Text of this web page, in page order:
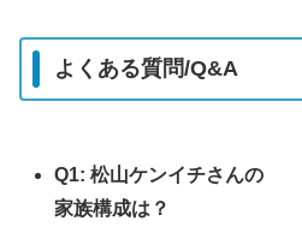
よくある質問/Q&A
Q1: 松山ケンイチさんの
家族構成は？